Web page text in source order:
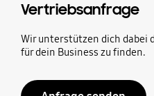
Vertriebsanfrage
Wir unterstützen dich dabei
für dein Business zu finden.